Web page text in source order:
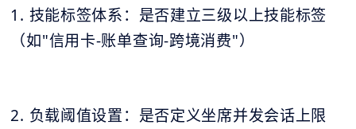
1. 技能标签体系：是否建立三级以上技能标签
（如"信用卡-账单查询-跨境消费"）
2. 负载阈值设置：是否定义坐席并发会话上限